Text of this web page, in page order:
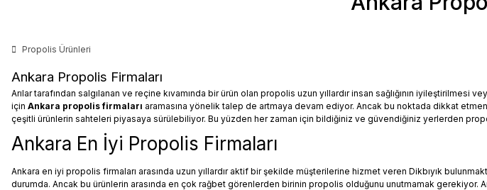
Propolis Ürünleri
Ankara Propolis Firmaları
Arılar tarafından salgılanan ve reçine kıvamında bir ürün olan propolis uzun yıllardır insan sağlığının iyileştirilmesi
için Ankara propolis firmaları aramasına yönelik talep de artmaya devam ediyor. Ancak bu noktada dikkat
çeşitli ürünlerin sahteleri piyasaya sürülebiliyor. Bu yüzden her zaman için bildiğiniz ve güvendiğiniz yerlerden
Ankara En İyi Propolis Firmaları
Ankara en iyi propolis firmaları arasında uzun yıllardır aktif bir şekilde müşterilerine hizmet veren Dikbıyık
durumda. Ancak bu ürünlerin arasında en çok rağbet görenlerden birinin propolis olduğunu unutmamak gerekiyor.